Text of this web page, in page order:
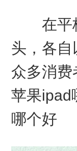
在平板
头，各自
众多消费
苹果ipad
哪个好